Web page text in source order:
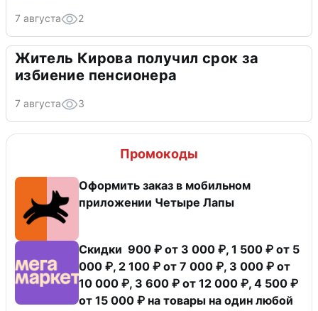
7 августа 2
Житель Кирова получил срок за
избиение пенсионера
7 августа 3
Промокоды
Оформить заказ в мобильном
приложении Четыре Лапы
Скидки 900 ₽ от 3 000 ₽, 1 500 ₽ от 5
000 ₽, 2 100 ₽ от 7 000 ₽, 3 000 ₽ от
10 000 ₽, 3 600 ₽ от 12 000 ₽, 4 500 ₽
от 15 000 ₽ на товары на один любой